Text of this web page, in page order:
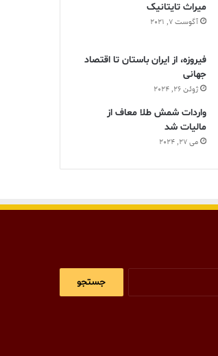
ميراث تايتانيک
آگوست 7, 2021
فیروزه، از ایران باستان تا اقتصاد
جهانی
ژوئن 26, 2024
واردات شمش طلا معاف از
مالیات شد
می 27, 2024